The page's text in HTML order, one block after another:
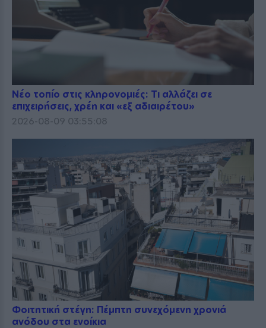
Νέο τοπίο στις κληρονομιές: Τι αλλάζει σε
επιχειρήσεις, χρέη και «εξ αδιαιρέτου»
2026-08-09 03:55:08
Φοιτητική στέγη: Πέμπτη συνεχόμενη χρονιά
ανόδου στα ενοίκια